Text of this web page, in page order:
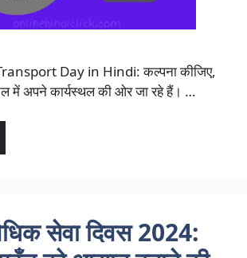
Day in Hindi: कल्पना कीजिए,
में अपने कार्यस्थल की ओर जा रहे हैं। …
सेवा दिवस 2024: